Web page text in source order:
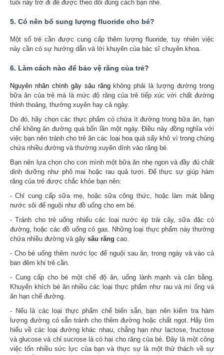
tuổi này trở đi để được theo dõi đúng cách bạn nhé.
5. Có nên bổ sung lượng fluoride cho bé?
Một số trẻ cần được cung cấp thêm lượng fluoride, tuy nhiên việc
này cần có sự hướng dẫn và lời khuyên của bác sĩ chuyên khoa.
6. Làm cách nào để bảo vệ răng của trẻ?
Nguyên nhân chính gây sâu răngkhông phải là lượng đường trong
bữa ăn của trẻ mà là mức độ răng của trẻ tiếp xúc với chất đường
thỉnh thoảng, thường xuyên hay cả ngày.
Do đó, hãy chọn các thực phẩm có chứa ít đường trong bữa ăn, hạn
chế không ăn đường quá bốn lần một ngày. Điều này đồng nghĩa với
việc bạn nên tránh cho trẻ ăn các loại hoa quả sấy khô vì trong chúng
chứa nhiều đường và thường xuyên dính vào răng bé.
Bạn nên lựa chọn cho con mình một bữa ăn nhẹ ngon và đầy đủ chất
dinh dưỡng như phô mai hoặc rau quả tươi. Để thực sự giúp hàm
răng của trẻ được chắc khỏe bạn nên:
- Chỉ cung cấp sữa mẹ, hoặc sữa công thức, hoặc làm mát bằng
nước sôi để nguội như đồ uống cho em bé.
- Tránh cho trẻ uống nhiểu các loại nước ép trái cây, sữa đặc có
đường, hoặc các đồ uống có gas. Những loại thực phẩm này thường
chứa nhiều đường và gây sâu răng cao.
- Cho bé uống thêm nước lọc để nguội sau ăn, trong ngày và vào cả
ban đêm khi trẻ cần.
- Cung cấp cho bé một chế độ ăn, uống lành mạnh và cân bằng.
Khuyến khích bé ăn nhiều các loại thực phẩm như rau và mì ống và
ăn hạn chế đường.
- Nếu là các loại thực phẩm chế biến sẵn, bạn nên kiểm tra hàm
lượng đường có sẵn tránh cho thêm đường hoặc chất ngọt. Hãy tìm
hiểu về các loại đường khác nhau, chẳng hạn như lactose, fructose
và glucose và chỉ sucrose là có hại cho răng của bé.Đây là một công
việc tốn nhiều sức lực của bạn và thực sự là một thử thách về sự